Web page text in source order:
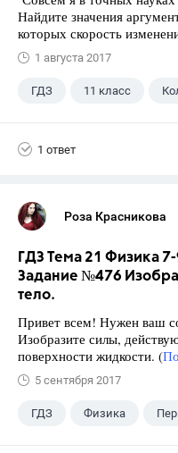
Найдите значения
которых скорость
1 августа 2017
ГДЗ 11 класс
1 ответ
Роза Красникова
ГДЗ Тема 21 Физика
Задание №476
тело.
Привет всем! Нужен ваш
Изобразите силы,
поверхности жидкости. (
5 сентября 2017
ГДЗ Физика